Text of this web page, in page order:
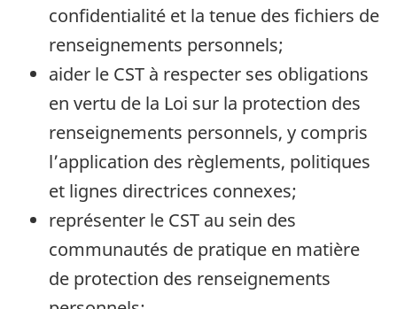
confidentialité et la tenue des fichiers de
renseignements personnels;
aider le CST à respecter ses obligations
en vertu de la Loi sur la protection des
renseignements personnels, y compris
l’application des règlements, politiques
et lignes directrices connexes;
représenter le CST au sein des
communautés de pratique en matière
de protection des renseignements